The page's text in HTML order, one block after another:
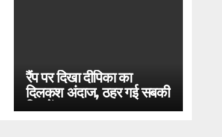
रैंप पर दिखा दीपिका का
दिलकश अंदाज, ठहर गई सबकी
निगाहें